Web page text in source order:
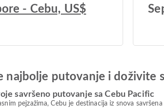
- Cebu, US$
najbolje putovanje i doživite
savršeno putovanje sa Cebu Pacific
pejzažima, Cebu je destinacija iz snova